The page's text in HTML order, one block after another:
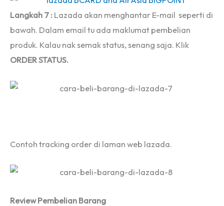
Langkah 7 : Lazada akan menghantar E-mail seperti di
bawah. Dalam email tu ada maklumat pembelian
produk. Kalau nak semak status, senang saja. Klik
ORDER STATUS.
Contoh tracking order di laman web lazada.
Review Pembelian Barang